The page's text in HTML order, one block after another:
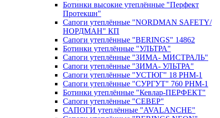
Ботинки высокие утеплённые "Перфект
Протекшн"
Сапоги утеплённые "NORDMAN SAFETY/
НОРДМАН" КП
Сапоги утеплённые "BERINGS" 14862
Ботинки утеплённые "УЛЬТРА"
Сапоги утеплённые "ЗИМА- МИСТРАЛЬ"
Сапоги утеплённые "ЗИМА- УЛЬТРА"
Сапоги утеплённые "УСТЮГ" 18 РНМ-1
Сапоги утеплённые "СУРГУТ" 760 РНМ-1
Ботинки утеплённые "Кевлар-ПЕРФЕКТ"
Сапоги утеплённые "СЕВЕР"
САПОГИ утеплённые "AVALANCHE"